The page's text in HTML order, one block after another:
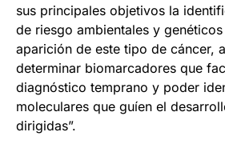
sus principales objetivos la
de riesgo ambientales y
aparición de este tipo de cáncer,
determinar biomarcadores que
diagnóstico temprano y poder
moleculares que guíen el
dirigidas”.